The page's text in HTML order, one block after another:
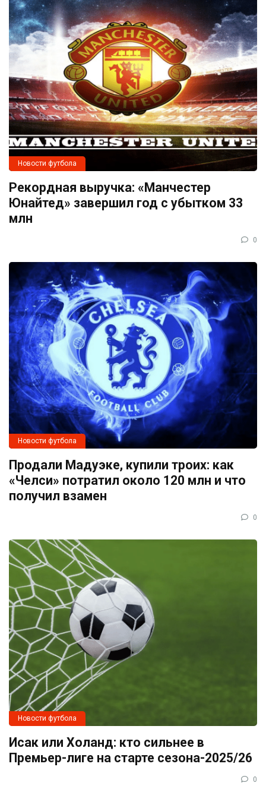
Новости футбола
Рекордная выручка: «Манчестер
Юнайтед» завершил год с убытком 33
млн
0
Новости футбола
Продали Мадуэке, купили троих: как
«Челси» потратил около 120 млн и что
получил взамен
0
Новости футбола
Исак или Холанд: кто сильнее в
Премьер-лиге на старте сезона-2025/26
0